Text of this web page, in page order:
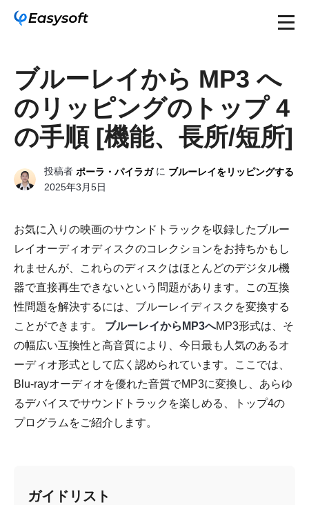
ブルーレイから MP3 へ
のリッピングのトップ 4
の手順 [機能、長所/短所]
投稿者 ポーラ・パイラガに ブルーレイをリッピングする
2025年3月5日
お気に入りの映画のサウンドトラックを収録したブルー
レイオーディオディスクのコレクションをお持ちかもし
れませんが、これらのディスクはほとんどのデジタル機
器で直接再生できないという問題があります。この互換
性問題を解決するには、ブルーレイディスクを変換する
ことができます。 ブルーレイからMP3へMP3形式は、そ
の幅広い互換性と高音質により、今日最も人気のあるオ
ーディオ形式として広く認められています。ここでは、
Blu-rayオーディオを優れた音質でMP3に変換し、あらゆ
るデバイスでサウンドトラックを楽しめる、トップ4の
プログラムをご紹介します。
ガイドリスト